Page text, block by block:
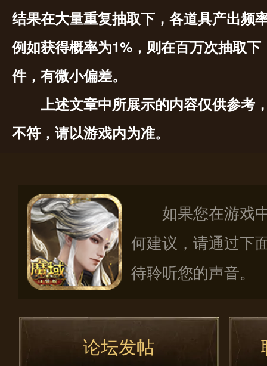
结果在大量重复抽取下，各道具产出频
例如获得概率为1%，则在百万次抽取
件，有微小偏差。
上述文章中所展示的内容仅供参考
不符，请以游戏内为准。
如果您在游戏
何建议，请通过下
待聆听您的声音。
论坛发帖